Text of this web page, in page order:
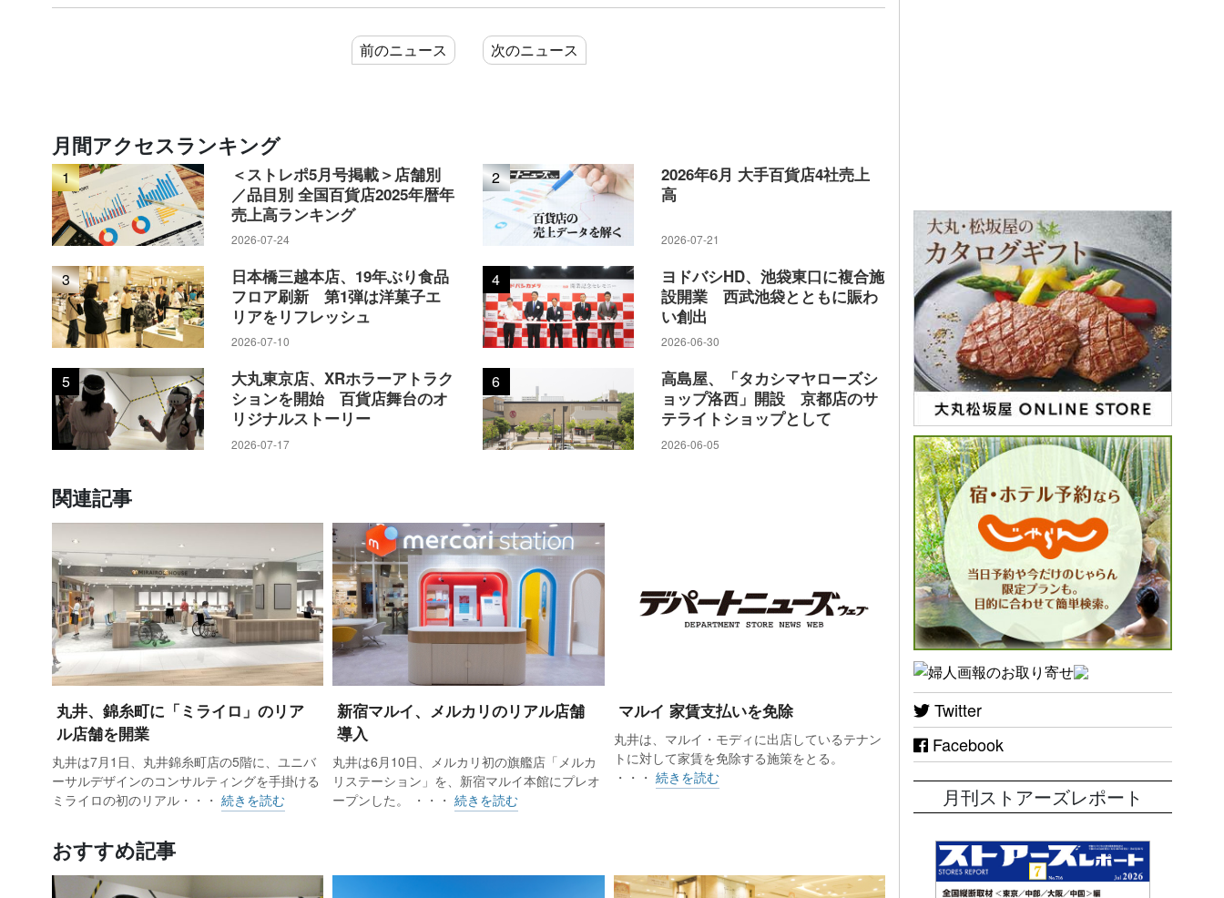
前のニュース 次のニュース
月間アクセスランキング
1
＜ストレポ5月号掲載＞店舗別
／品目別 全国百貨店2025年暦年
売上高ランキング
2026-07-24
2
2026年6月 大手百貨店4社売上
高
2026-07-21
3
日本橋三越本店、19年ぶり食品
フロア刷新 第1弾は洋菓子エ
リアをリフレッシュ
2026-07-10
4
ヨドバシHD、池袋東口に複合施
設開業 西武池袋とともに賑わ
い創出
2026-06-30
5
大丸東京店、XRホラーアトラク
ションを開始 百貨店舞台のオ
リジナルストーリー
2026-07-17
6
高島屋、「タカシマヤローズシ
ョップ洛西」開設 京都店のサ
テライトショップとして
2026-06-05
関連記事
丸井、錦糸町に「ミライロ」のリア
ル店舗を開業
丸井は7月1日、丸井錦糸町店の5階に、ユニバ
ーサルデザインのコンサルティングを手掛ける
ミライロの初のリアル・・・ 続きを読む
新宿マルイ、メルカリのリアル店舗
導入
丸井は6月10日、メルカリ初の旗艦店「メルカ
リステーション」を、新宿マルイ本館にプレオ
ープンした。 ・・・続きを読む
マルイ 家賃支払いを免除
丸井は、マルイ・モディに出店しているテナン
トに対して家賃を免除する施策をとる。
・・・ 続きを読む
おすすめ記事
Twitter
Facebook
月刊ストアーズレポート